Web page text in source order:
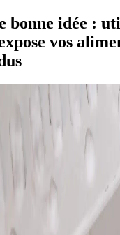
bonne idée :
vos